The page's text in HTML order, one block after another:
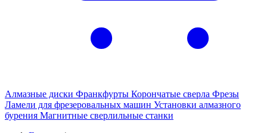
Алмазные диски Франкфурты Корончатые сверла Фрезы
Ламели для фрезеровальных машин Установки алмазного
бурения Магнитные сверлильные станки